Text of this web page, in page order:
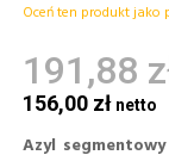
Oceń ten produkt jako
191,88
156,00 zł
Azyl